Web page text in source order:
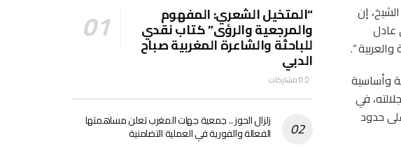
إن
عادل
“.
وأساسية
في
حدود
“المتخيل الشعري: المفهوم
والمرجعية والرؤى” كتاب نقدي
للباحثة والشاعرة المغربية صباح
الدبي
زلزال الحوز .. جمعية جهات المغرب تعلن مساهمتها
الفعالة والفورية في العملية التضامنية